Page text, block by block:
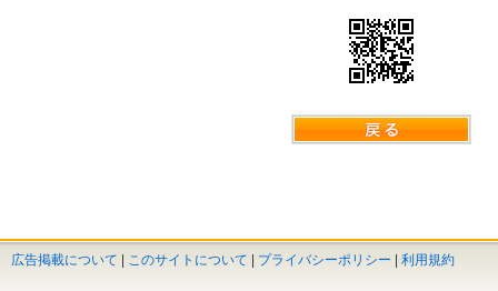
広告掲載について このサイトについて プライバシーポリシー 利用規約